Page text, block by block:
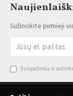
Sužinokite pirmieji
Susipažinau ir